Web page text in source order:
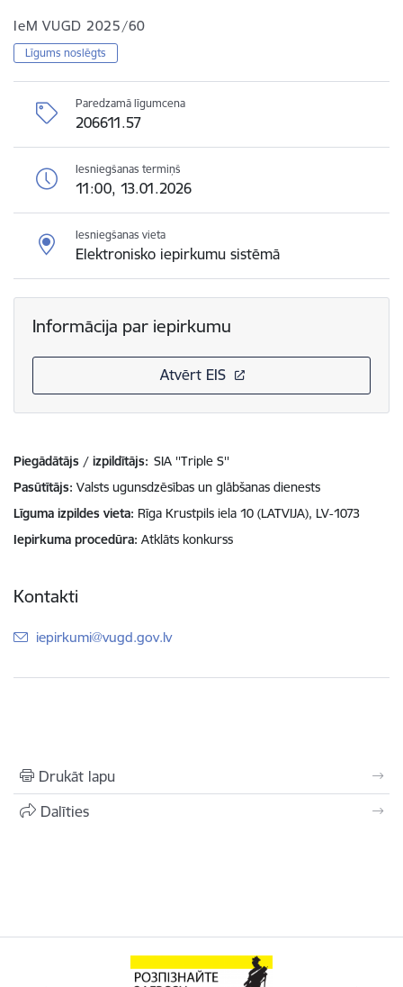
IeM VUGD 2025/60
Līgums noslēgts
Paredzamā līgumcena
206611.57
Iesniegšanas termiņš
11:00, 13.01.2026
Iesniegšanas vieta
Elektronisko iepirkumu sistēmā
Informācija par iepirkumu
Atvērt EIS
Piegādātājs / izpildītājs: SIA ''Triple S''
Pasūtītājs Valsts ugunsdzēsības un glābšanas dienests
Līguma izpildes vieta Rīga Krustpils iela 10 (LATVIJA), LV-1073
Iepirkuma procedūra Atklāts konkurss
Kontakti
E-pasts:
iepirkumi@vugd.gov.lv
Drukāt lapu
Dalīties